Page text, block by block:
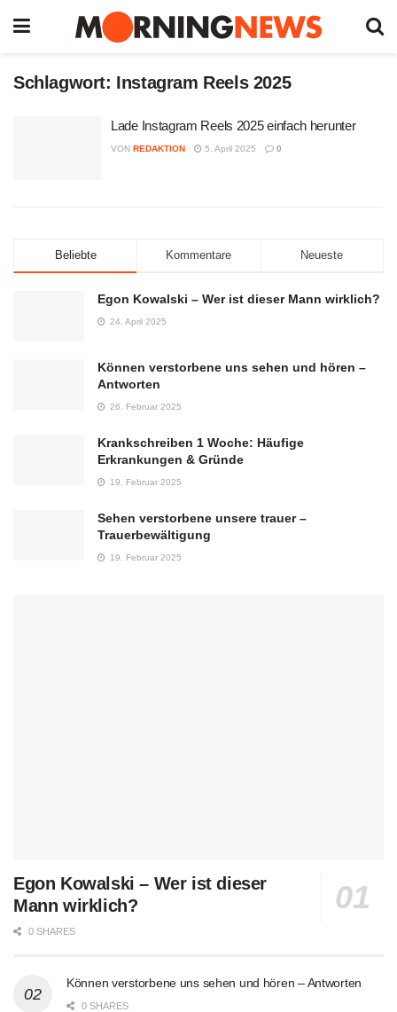
Schlagwort: Instagram Reels 2025
Lade Instagram Reels 2025 einfach herunter
VON REDAKTION 5. April 2025 0
Beliebte Kommentare Neueste
Egon Kowalski – Wer ist dieser Mann wirklich?
24. April 2025
Können verstorbene uns sehen und hören –
Antworten
26. Februar 2025
Krankschreiben 1 Woche: Häufige
Erkrankungen & Gründe
19. Februar 2025
Sehen verstorbene unsere trauer –
Trauerbewältigung
19. Februar 2025
Egon Kowalski – Wer ist dieser
Mann wirklich?
0 SHARES
Können verstorbene uns sehen und hören – Antworten
0 SHARES